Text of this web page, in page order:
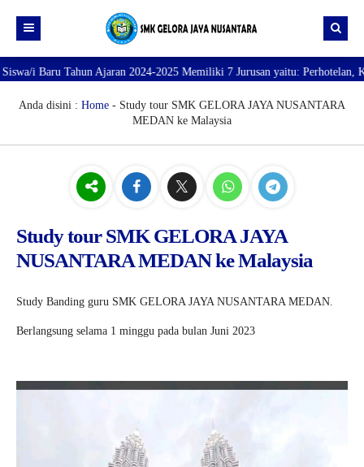
Beranda
Profil
SARANA PRASARANA
DATA GURU
Baru Tahun Ajaran 2024-2025 Memiliki 7 Jurusan yaitu: Perhotelan,
Anda disini : Home - Study tour SMK GELORA JAYA NUSANTARA
MEDAN ke Malaysia
Study tour SMK GELORA JAYA
NUSANTARA MEDAN ke Malaysia
Study Banding guru SMK GELORA JAYA NUSANTARA MEDAN.
Berlangsung selama 1 minggu pada bulan Juni 2023